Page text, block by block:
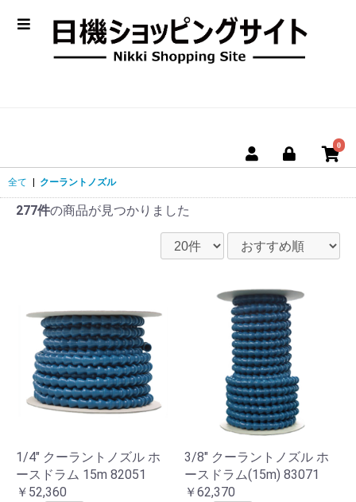
0
全て | クーラントノズル
277件の商品が見つかりました
1/4" クーラントノズル ホ
ースドラム 15m 82051
￥52,360
3/8" クーラントノズル ホ
ースドラム(15m) 83071
￥62,370